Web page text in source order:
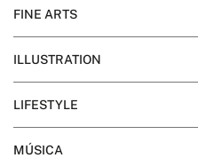
FINE ARTS
ILLUSTRATION
LIFESTYLE
MÚSICA